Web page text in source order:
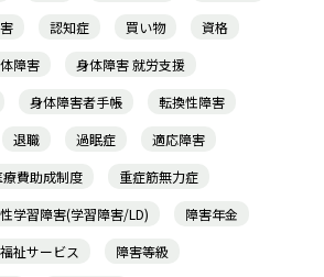
認知症 買い物
資格
障害
身体障害 就労支援
身体障害者手帳
転換性障害
退職 過眠症
適応障害
費助成制度
重症筋無力症
学習障害(学習障害/LD)
障害年金
祉サービス
障害等級